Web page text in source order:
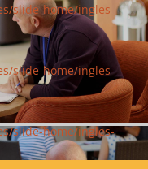
slide-home/ingles-
slide-home/ingles-
slide-home/ingles-